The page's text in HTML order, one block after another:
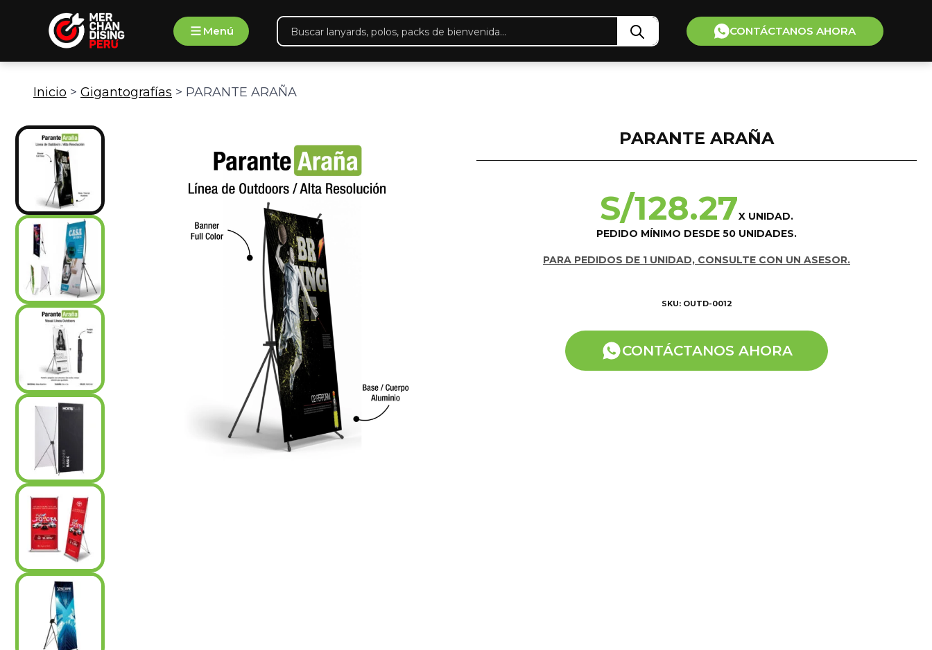
Menú
Búsqueda
CONTÁCTANOS AHORA
Inicio > Gigantografías > PARANTE ARAÑA
PARANTE ARAÑA
S/128.27X UNIDAD.
PEDIDO MÍNIMO DESDE 50 UNIDADES.
PARA PEDIDOS DE 1 UNIDAD, CONSULTE CON UN ASESOR.
SKU: OUTD-0012
CONTÁCTANOS AHORA